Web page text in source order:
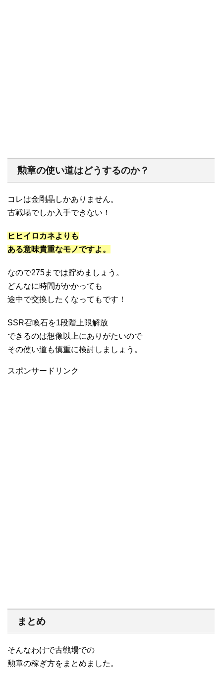
勲章の使い道はどうするのか？
コレは金剛晶しかありません。
古戦場でしか入手できない！
ヒヒイロカネよりも
ある意味貴重なモノですよ。
なので275までは貯めましょう。
どんなに時間がかかっても
途中で交換したくなってもです！
SSR召喚石を1段階上限解放
できるのは想像以上にありがたいので
その使い道も慎重に検討しましょう。
スポンサードリンク
まとめ
そんなわけで古戦場での
勲章の稼ぎ方をまとめました。